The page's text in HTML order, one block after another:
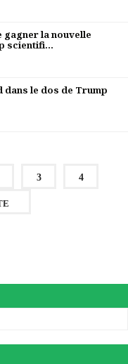
gagner la nouvelle
scientifi...
le dos de Trump
3 4